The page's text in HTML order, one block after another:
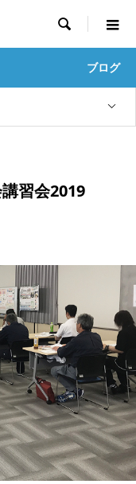

ブログ
講習会2019